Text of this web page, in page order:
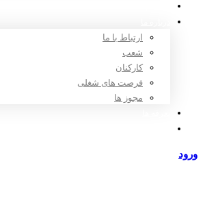
ارتباط با ما
شعب
کارکنان
فرصت های شغلی
مجوز ها
ورود